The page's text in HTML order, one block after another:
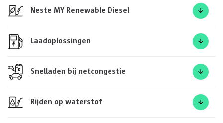
Neste MY Renewable Diesel
Laadoplossingen
Snelladen bij netcongestie
Rijden op waterstof